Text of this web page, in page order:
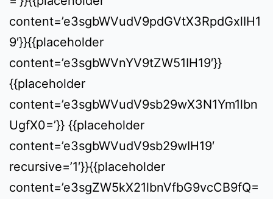
content=’e3sgbWVudV9pdGVtX3RpdGxlIH1
9′}}{{placeholder
content=’e3sgbWVnYV9tZW51IH19′}}
{{placeholder
content=’e3sgbWVudV9sb29wX3N1Ym1lbn
UgfX0=’}} {{placeholder
content=’e3sgbWVudV9sb29wIH19′
recursive=’1′}}{{placeholder
content=’e3sgZW5kX21lbnVfbG9vcCB9fQ=